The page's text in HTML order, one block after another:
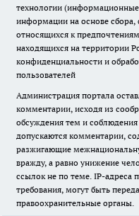
технологии
информации на основе сбора,
относящихся к
находящихся на территории
конфиденциальности и
пользователей
Администрация портала
комментарии, исходя из
обсуждения тем и
допускаются комментарии,
разжигающие
вражду, а равно унижение
ссылок не по теме. IP-адреса
требования, могут быть
правоохранительные органы.